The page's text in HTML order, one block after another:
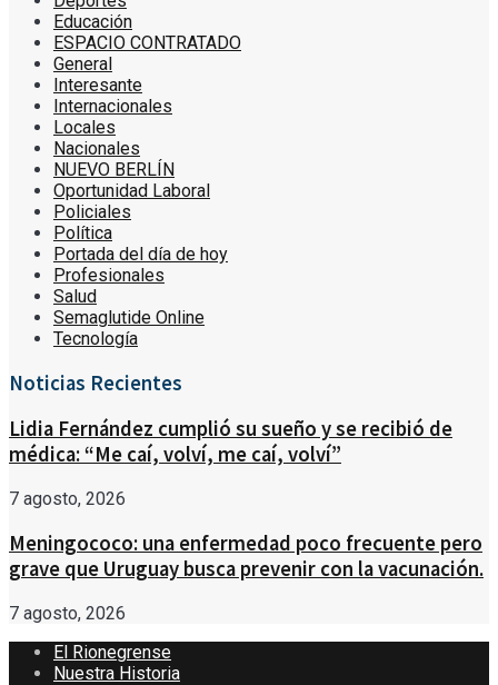
Educación
ESPACIO CONTRATADO
General
Interesante
Internacionales
Locales
Nacionales
NUEVO BERLÍN
Oportunidad Laboral
Policiales
Política
Portada del día de hoy
Profesionales
Salud
Semaglutide Online
Tecnología
Noticias Recientes
Lidia Fernández cumplió su sueño y se recibió de
médica: “Me caí, volví, me caí, volví”
7 agosto, 2026
Meningococo: una enfermedad poco frecuente pero
grave que Uruguay busca prevenir con la vacunación.
7 agosto, 2026
El Rionegrense
Nuestra Historia